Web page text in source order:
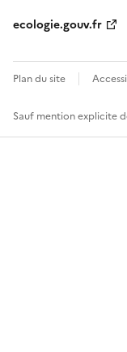
ecologie.gouv.fr
Plan du site
Sauf mention explicite